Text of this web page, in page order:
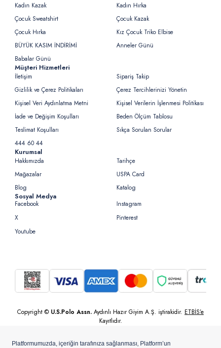
Kadın Kazak
Kadın Hırka
Çocuk Sweatshirt
Çocuk Kazak
Çocuk Hırka
Kız Çocuk Triko Elbise
BÜYÜK KASIM İNDİRİMİ
Anneler Günü
Babalar Günü
Müşteri Hizmetleri
İletişim
Sipariş Takip
Gizlilik ve Çerez Politikaları
Çerez Tercihlerinizi Yönetin
Kişisel Veri Aydınlatma Metni
Kişisel Verilerin İşlenmesi Politikası
İade ve Değişim Koşulları
Beden Ölçüm Tablosu
Teslimat Koşulları
Sıkça Sorulan Sorular
444 60 44
Kurumsal
Hakkımızda
Tarihçe
Mağazalar
USPA Card
Blog
Katalog
Sosyal Medya
Facebook
Instagram
X
Pinterest
Youtube
Copyright © U.S.Polo Assn. Aydınlı Hazır Giyim A.Ş. iştirakidir. ETBİS’e
Kayıtlıdır.